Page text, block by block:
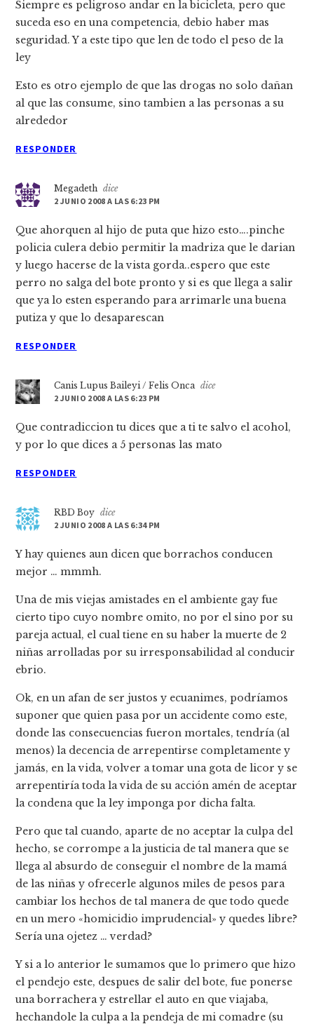
Siempre es peligroso andar en la bicicleta, pero que
suceda eso en una competencia, debio haber mas
seguridad. Y a este tipo que len de todo el peso de la
ley
Esto es otro ejemplo de que las drogas no solo dañan
al que las consume, sino tambien a las personas a su
alrededor
RESPONDER
Megadeth dice
2 JUNIO 2008 A LAS 6:23 PM
Que ahorquen al hijo de puta que hizo esto….pinche
policia culera debio permitir la madriza que le darian
y luego hacerse de la vista gorda..espero que este
perro no salga del bote pronto y si es que llega a salir
que ya lo esten esperando para arrimarle una buena
putiza y que lo desaparescan
RESPONDER
Canis Lupus Baileyi / Felis Onca dice
2 JUNIO 2008 A LAS 6:23 PM
Que contradiccion tu dices que a ti te salvo el acohol,
y por lo que dices a 5 personas las mato
RESPONDER
RBD Boy dice
2 JUNIO 2008 A LAS 6:34 PM
Y hay quienes aun dicen que borrachos conducen
mejor … mmmh.
Una de mis viejas amistades en el ambiente gay fue
cierto tipo cuyo nombre omito, no por el sino por su
pareja actual, el cual tiene en su haber la muerte de 2
niñas arrolladas por su irresponsabilidad al conducir
ebrio.
Ok, en un afan de ser justos y ecuanimes, podrí­amos
suponer que quien pasa por un accidente como este,
donde las consecuencias fueron mortales, tendrí­a (al
menos) la decencia de arrepentirse completamente y
jamás, en la vida, volver a tomar una gota de licor y se
arrepentirí­a toda la vida de su acción amén de aceptar
la condena que la ley imponga por dicha falta.
Pero que tal cuando, aparte de no aceptar la culpa del
hecho, se corrompe a la justicia de tal manera que se
llega al absurdo de conseguir el nombre de la mamá
de las niñas y ofrecerle algunos miles de pesos para
cambiar los hechos de tal manera de que todo quede
en un mero «homicidio imprudencial» y quedes libre?
Serí­a una ojetez … verdad?
Y si a lo anterior le sumamos que lo primero que hizo
el pendejo este, despues de salir del bote, fue ponerse
una borrachera y estrellar el auto en que viajaba,
hechandole la culpa a la pendeja de mi comadre (su